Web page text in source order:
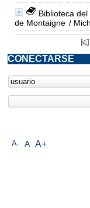
Biblioteca
de Montaigne /
A- A A+
CONECTARSE